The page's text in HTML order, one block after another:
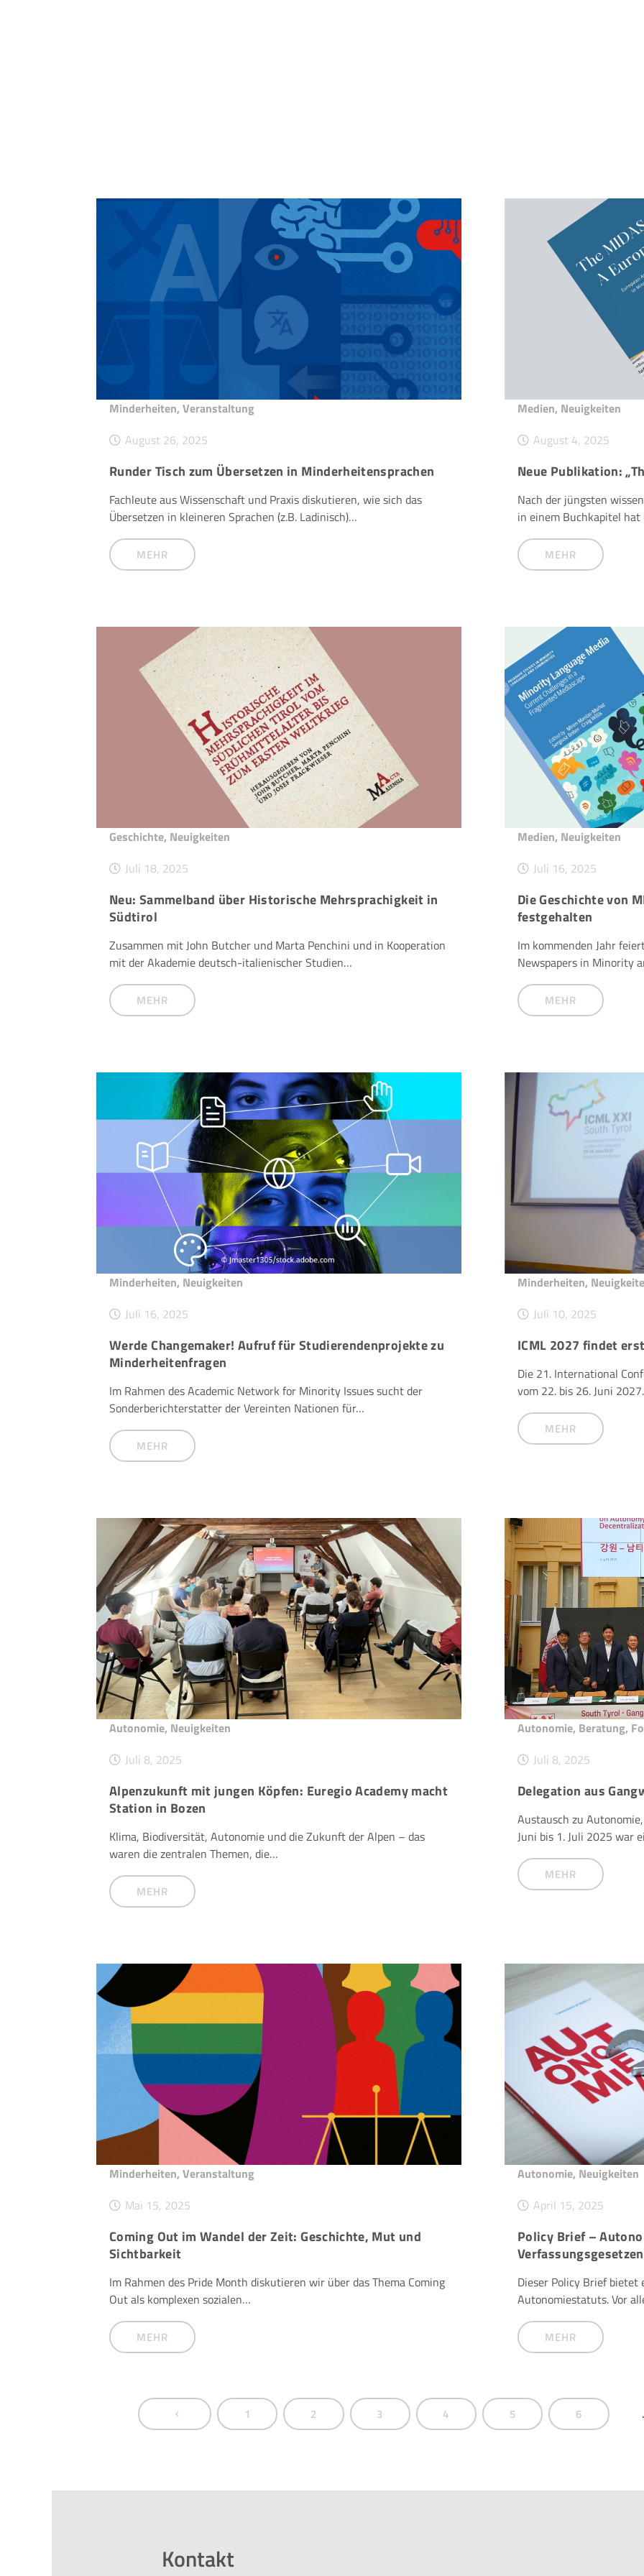
Minderheiten, Veranstaltung
August 26, 2025
Runder Tisch zum Übersetzen in Minderheitensprachen
Fachleute aus Wissenschaft und Praxis diskutieren, wie sich das
Übersetzen in kleineren Sprachen (z.B. Ladinisch)…
MEHR
Medien, Neuigkeiten
August 4, 2025
Neue Publikation:
Nach der jüngsten
in einem Buchkapitel
MEHR
Geschichte, Neuigkeiten
Juli 18, 2025
Neu: Sammelband über Historische Mehrsprachigkeit in
Südtirol
Zusammen mit John Butcher und Marta Penchini und in Kooperation
mit der Akademie deutsch-italienischer Studien…
MEHR
Medien, Neuigkeiten
Juli 16, 2025
Die Geschichte von
festgehalten
Im kommenden Jahr
Newspapers in Minority
MEHR
Minderheiten, Neuigkeiten
Juli 16, 2025
Werde Changemaker! Aufruf für Studierendenprojekte zu
Minderheitenfragen
Im Rahmen des Academic Network for Minority Issues sucht der
Sonderberichterstatter der Vereinten Nationen für…
MEHR
Minderheiten,
Juli 10, 2025
ICML 2027 findet
Die 21. International
vom 22. bis 26. Juni
MEHR
Autonomie, Neuigkeiten
Juli 8, 2025
Alpenzukunft mit jungen Köpfen: Euregio Academy macht
Station in Bozen
Klima, Biodiversität, Autonomie und die Zukunft der Alpen – das
waren die zentralen Themen, die…
MEHR
Autonomie, Beratung,
Juli 8, 2025
Delegation aus
Austausch zu
Juni bis 1. Juli 2025 war
MEHR
Minderheiten, Veranstaltung
Mai 15, 2025
Coming Out im Wandel der Zeit: Geschichte, Mut und
Sichtbarkeit
Im Rahmen des Pride Month diskutieren wir über das Thema Coming
Out als komplexen sozialen…
MEHR
Autonomie, Neuigkeiten
April 15, 2025
Policy Brief –
Dieser Policy Brief bietet
Autonomiestatuts. Vor
MEHR
1 2 3 4 5 6
Kontakt